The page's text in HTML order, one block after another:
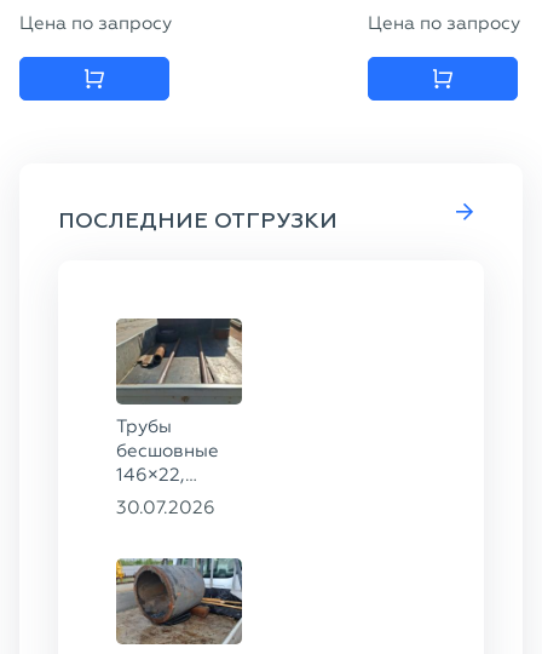
Цена по запросу Цена по запросу
ПОСЛЕДНИЕ ОТГРУЗКИ
Трубы
бесшовные
146×22,
68×12 ГОСТ
30.07.2026